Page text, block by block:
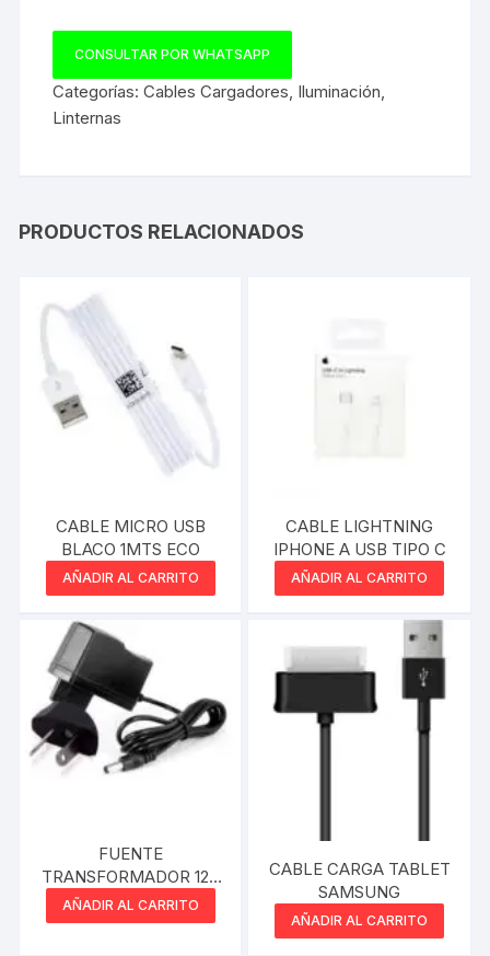
CONSULTAR POR WHATSAPP
Categorías:Cables Cargadores Iluminación
Linternas
PRODUCTOS RELACIONADOS
CABLE MICRO USB
BLACO 1MTS ECO
AÑADIR AL CARRITO
CABLE LIGHTNING
IPHONE A USB TIPO C
AÑADIR AL CARRITO
FUENTE
TRANSFORMADOR 12V
2A PLUG 2.1MM
MAXPOWER
AÑADIR AL CARRITO
CABLE CARGA TABLET
SAMSUNG
AÑADIR AL CARRITO